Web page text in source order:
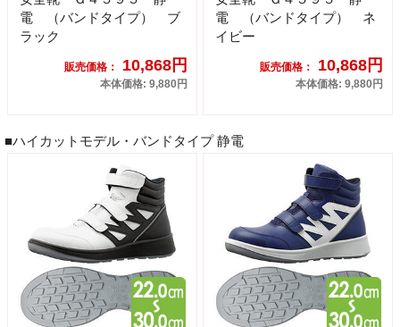
電 （バンドタイプ） ブ
ラック
販売価格： 10,868円
本体価格: 9,880円
電 （バンドタイプ） ネ
イビー
販売価格： 10,868円
本体価格: 9,880円
■ハイカットモデル・バンドタイプ 静電